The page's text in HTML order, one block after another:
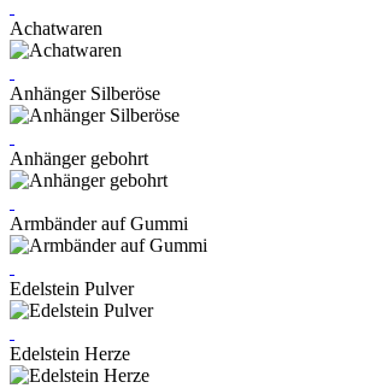
Achatwaren
Anhänger Silberöse
Anhänger gebohrt
Armbänder auf Gummi
Edelstein Pulver
Edelstein Herze